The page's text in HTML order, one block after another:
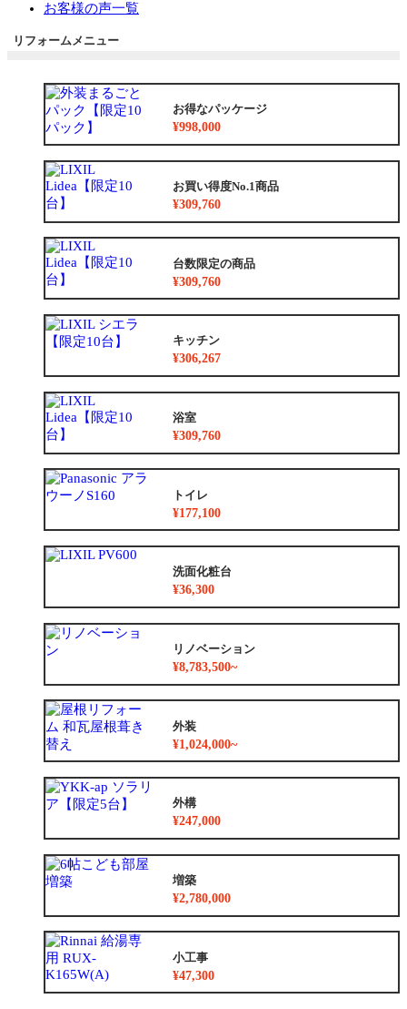
お客様の声一覧
リフォームメニュー
お得なパッケージ
¥998,000
お買い得度No.1商品
¥309,760
台数限定の商品
¥309,760
キッチン
¥306,267
浴室
¥309,760
トイレ
¥177,100
洗面化粧台
¥36,300
リノベーション
¥8,783,500~
外装
¥1,024,000~
外構
¥247,000
増築
¥2,780,000
小工事
¥47,300